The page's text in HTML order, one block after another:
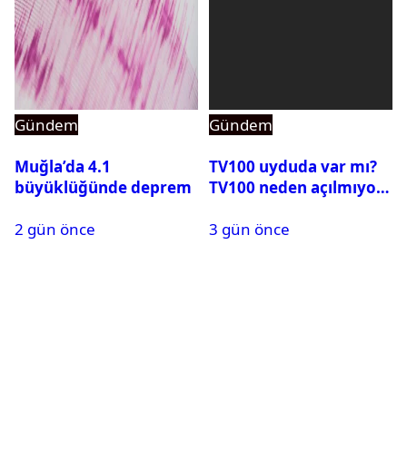
Gündem
Muğla’da 4.1
büyüklüğünde deprem
2 gün önce
Gündem
TV100 uyduda var mı?
TV100 neden açılmıyor?
3 gün önce